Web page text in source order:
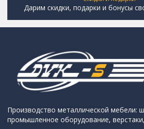
Дарим скидки, подарки и бонусы
Производство металлической мебели:
промышленное оборудование,